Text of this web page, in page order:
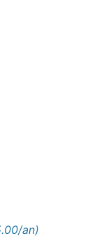
an)